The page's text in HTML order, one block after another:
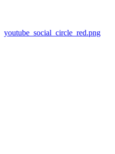
youtube_social_circle_red.png